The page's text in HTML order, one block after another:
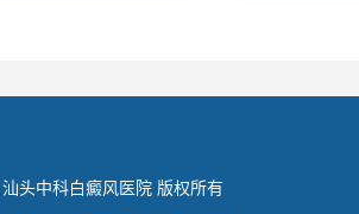
头中科白癜风医院 版权所有